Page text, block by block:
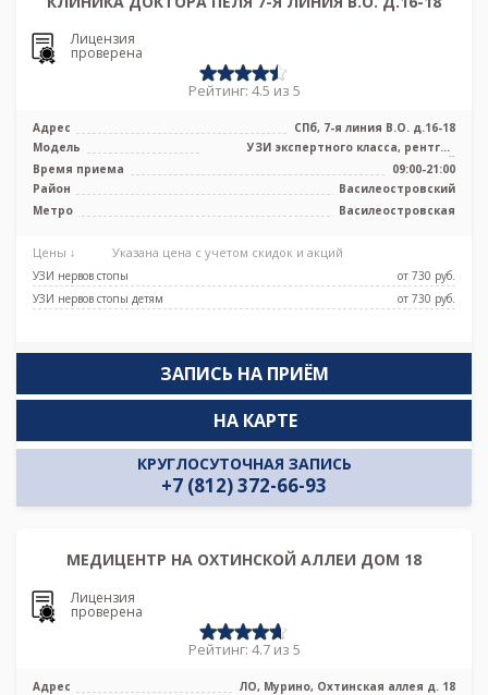
Лицензия
проверена
Рейтинг: 4.5 из 5
Адрес
СПб, 7-я линия В.О. д.16-18
Модель
УЗИ экспертного класса, рентген
цифровой
Время приема
09:00-21:00
Район
Василеостровский
Метро
Василеостровская
Цены ↓ Указана цена с учетом скидок и акций
УЗИ нервов стопы
от 730 pуб.
УЗИ нервов стопы детям
от 730 pуб.
ЗАПИСЬ НА ПРИЁМ
КРУГЛОСУТОЧНАЯ ЗАПИСЬ
+7 (812) 372-66-93
НА КАРТЕ
МЕДИЦЕНТР НА ОХТИНСКОЙ АЛЛЕИ ДОМ 18
Лицензия
проверена
Рейтинг: 4.7 из 5
Адрес
ЛО, Мурино, Охтинская аллея д. 18